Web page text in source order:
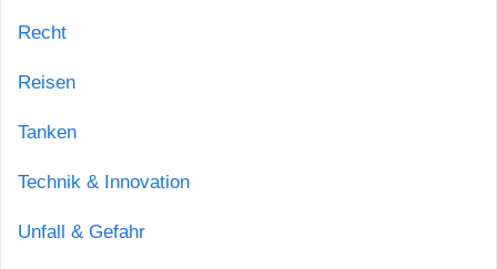
Recht
Reisen
Tanken
Technik & Innovation
Unfall & Gefahr